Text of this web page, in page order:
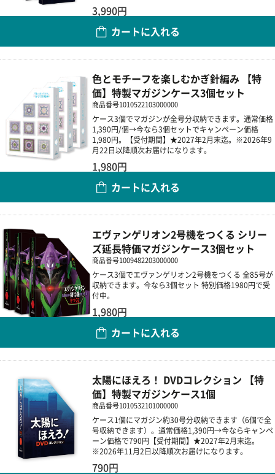
3,990円
カートに入れる
色とモチーフを楽しむかぎ針編み 【特
価】特製マガジンケース3個セット
商品番号1010522103000000
ケース3個でマガジンが全号分収納できます。通常価格
1,390円/個→今なら3個セットでキャンペーン価格
1,980円。【受付期間】★2027年2月末迄。※2026年9
月22日以降順次お届けになります。
1,980円
カートに入れる
エヴァンゲリオン2号機をつくる シリー
ズ延長特価マガジンケース3個セット
商品番号1009482203000000
ケース3個でエヴァンゲリオン2号機をつくる 全85号が
収納できます。今なら3個セット 特別価格1980円で受
付中。
1,980円
カートに入れる
太陽にほえろ！ DVDコレクション 【特
価】特製マガジンケース1個
商品番号1010532101000000
ケース1個にマガジン約30号分収納できます（6個で全
号収納できます）。通常価格1,390円→今ならキャンペ
ーン価格で790円【受付期間】★2027年2月末迄。
※2026年11月2日以降順次お届けになります。
790円